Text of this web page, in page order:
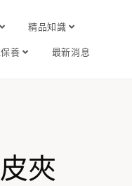
精品知識
保養 最新消息
夾